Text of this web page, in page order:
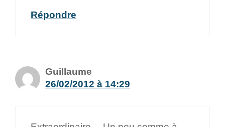
Répondre
Guillaume
26/02/2012 à 14:29